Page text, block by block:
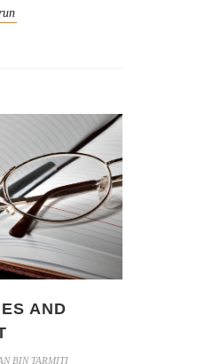
AND
BIN TARMITI